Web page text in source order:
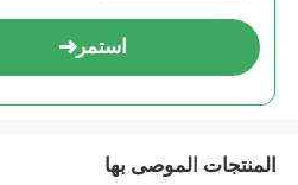
استمر
المنتجات الموصى بها